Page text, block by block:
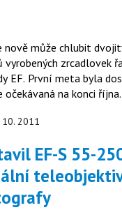
nově může chlubit
zrcadlovek
EF. První meta byla
očekávaná na konci října.
10. 2011